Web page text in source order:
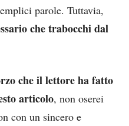
parole. Tuttavia,
che trabocchi dal
che il lettore ha fatto
articolo, non oserei
con un sincero e